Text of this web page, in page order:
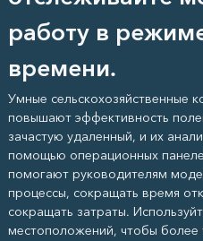
работу в
времени.
Умные сельскохозяйственные
повышают эффективность
зачастую удаленный, и их
помощью операционных
помогают руководителям
процессы, сокращать время
сокращать затраты.
местоположений, чтобы более